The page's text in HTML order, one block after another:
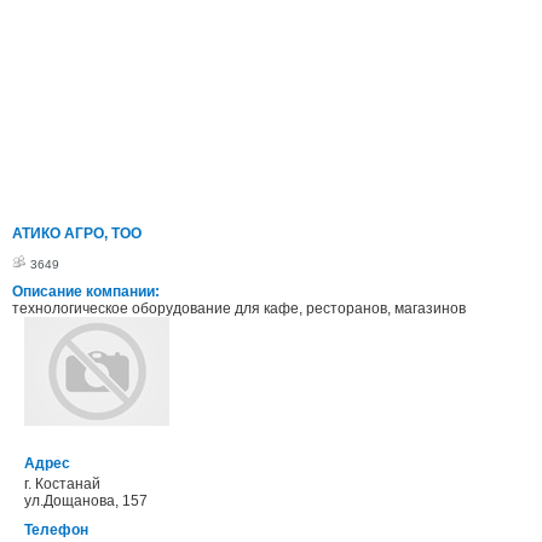
АТИКО АГРО, ТОО
3649
Описание компании:
технологическое оборудование для кафе, ресторанов, магазинов
Адрес
г. Костанай
ул.Дощанова, 157
Телефон